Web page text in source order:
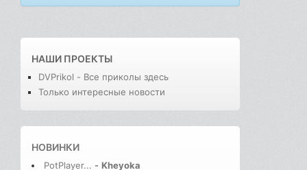
НАШИ ПРОЕКТЫ
DVPrikol - Все приколы здесь
Только интересные новости
НОВИНКИ
PotPlayer... - Kheyoka